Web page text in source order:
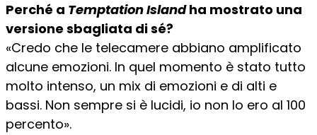
Perché a Temptation Islandha mostrato una
versione sbagliata di sé?
«Credo che le telecamere abbiano amplificato
alcune emozioni. In quel momento è stato tutto
molto intenso, un mix di emozioni e di alti e
bassi. Non sempre si è lucidi, io non lo ero al 100
percento».